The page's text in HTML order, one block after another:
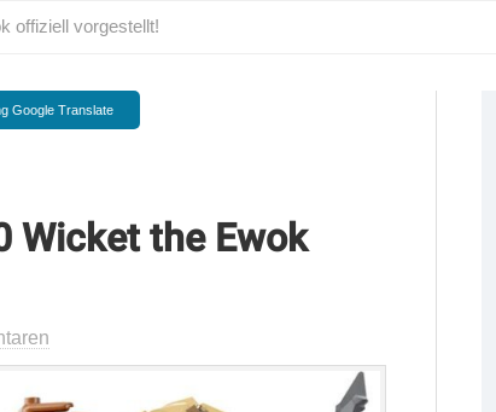
offiziell vorgestellt!
Google Translate
Wicket the Ewok